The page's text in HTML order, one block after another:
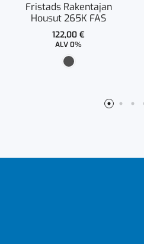
Fristads Rakentajan
Housut 265K FAS
122,00€
ALV 0%